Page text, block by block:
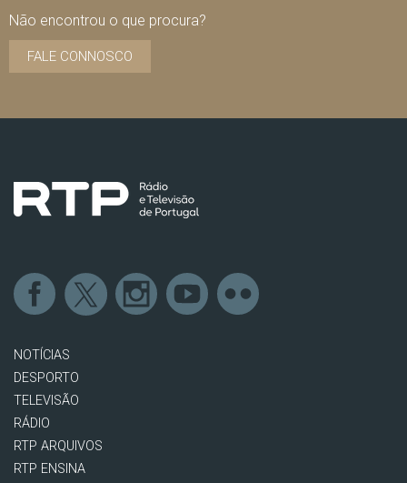
Não encontrou o que procura?
FALE CONNOSCO
NOTÍCIAS
DESPORTO
TELEVISÃO
RÁDIO
RTP ARQUIVOS
RTP ENSINA